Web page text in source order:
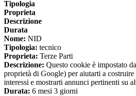
Tipologia
Proprieta
Descrizione
Durata
Nome: NID
Tipologia: tecnico
Proprieta: Terze Parti
Descrizione: Questo cookie è impostato
proprietà di Google) per aiutarti a
interessi e mostrarti annunci pertinenti su
Durata: 6 mesi 3 giorni